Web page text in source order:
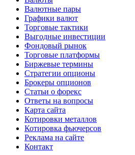
Валютные пары
Графики валют
Торговые тактики
Выгодные инвестиции
Фондовый рынок
Торговые платформы
Биржевые термины
Стратегии опционы
Брокеры опционов
Статьи о форекс
Ответы на вопросы
Карта сайта
Котировки металлов
Котировка фьючерсов
Реклама на сайте
Контакт